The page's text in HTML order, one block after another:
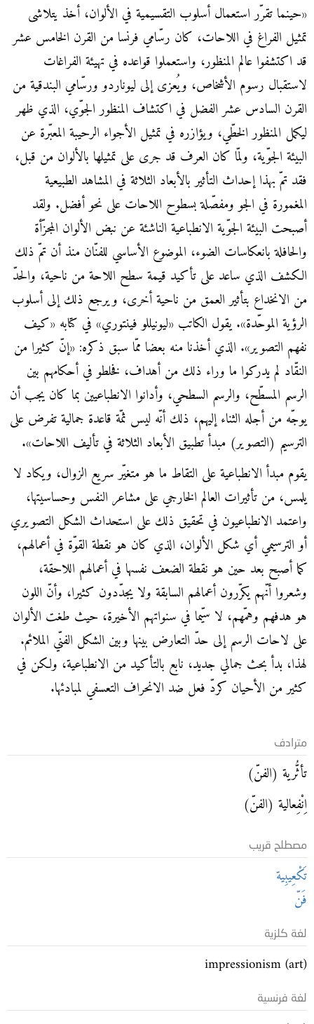
«حينما تقرّر استعمال أسلوب التقسيمية في الألوان، أخذ يتلاشى
تمثيل الفراغ في اللاحات، كان رسّامي فرنسا من القرن الخامس عشر
قد اكتشفوا عالم المنظور، واستعملوا قواعده في تهيئة الفراغات
لاستقبال رسوم الأشخاص، ويُعزى إلى ليوناردو ورسّامي البندقية من
القرن السادس عشر الفضل في اكتشاف المنظور الجوّي، الذي ظهر
ليكمل المنظور الخطّي، ويؤازره في تمثيل الأجواء الرحيبة المعبّرة عن
البيئة الجوّية، ولمّا كان العرف قد جرى على تمثيلها بالألوان من قبل،
فقد تمّ بهذا إحداث التأثير بالأبعاد الثلاثة في المشاهد الطبيعية
المغمورة في الجو ومفصّلة بسطوح اللاحات على نحو أفضل. ولقد
أصبحت البيئة الجوّية الانطباعية الناشئة عن نبض الألوان المجزّأة
والحافلة بانعكاسات الضوء، الموضوع الأساسي للفنّان منذ أن تمّ ذلك
الكشف الذي ساعد على تأكيد قيمة سطح اللاحة من ناحية، والحدّ
من الانخداع بتأثير العمق من ناحية أخرى، ويرجع ذلك إلى أسلوب
الرؤية الموحّدة». يقول الكاتب «ليونيللو فينتوري» في كتابه «كيف
نفهم التصوير». الذي أخذنا منه بعضا ممّا سبق ذكره: «إنّ كثيرا من
النقّاد لم يدركوا ما وراء ذلك من أهداف، فخلطو في أحكامهم بين
الرسم المسطّح، والرسم السطحي، وأدانوا الانطباعيين بما كان يجب أن
يوجّه من أجله الثناء إليهم، ذلك أنّه ليس ثمّة قاعدة جمالية تفرض على
الترسيم (التصوير) مبدأ تطبيق الأبعاد الثلاثة في تأليف اللاحات».
يقوم مبدأ الانطباعية على التقاط ما هو متغيّر سريع الزوال، ويكاد لا
يلمس، من تأثيرات العالم الخارجي على مشاعر النفس وحساسيتها،
واعتمد الانطباعيون في تحقيق ذلك على استحداث الشكل التصويري
أو الترسيمي أي شكل الألوان، الذي كان هو نقطة القوّة في أعمالهم،
كما أصبح بعد حين هو نقطة الضعف نفسها في أعمالهم اللاحقة،
وشعروا أنّهم يكرّرون أعمالهم السابقة ولا يجدّدون كثيرا، وأنّ اللون
هو هدفهم وهمّهم، لا سيّما في سنواتهم الأخيرة، حيث طغت الألوان
على لاحات الرسم إلى حدّ التعارض بينها وبين الشكل الفنّي الملائم.
لهذا، بدأ بحث جمالي جديد، نابع بالتأكيد من الانطباعية، ولكن في
كثير من الأحيان كردّ فعل ضد الانحراف التعسفي لمبادئها.
مترادف
تأثُّرية (الفنّ)
اِنْفِعالية (الفنّ)
مصطلح قريب
تَكْعِيبِية
فَنّ
لغة كلزية
impressionism (art)
لغة فرنسية